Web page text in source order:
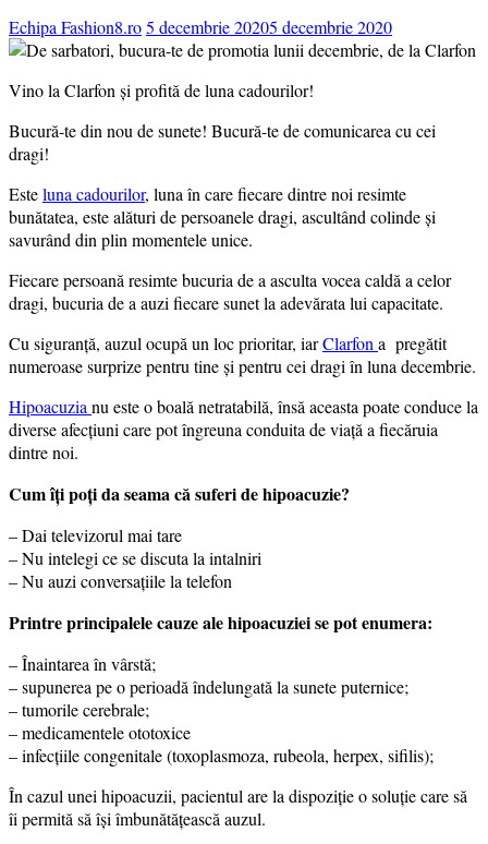
Echipa Fashion8.ro5 decembrie 20205 decembrie 2020
Vino la Clarfon și profită de luna cadourilor!
Bucură-te din nou de sunete! Bucură-te de comunicarea cu cei
dragi!
Esteluna cadourilor, luna în care fiecare dintre noi resimte
bunătatea, este alături de persoanele dragi, ascultând colinde și
savurând din plin momentele unice.
Fiecare persoană resimte bucuria de a asculta vocea caldă a celor
dragi, bucuria de a auzi fiecare sunet la adevărata lui capacitate.
Cu siguranță, auzul ocupă un loc prioritar, iarClarfona pregătit
numeroase surprize pentru tine și pentru cei dragi în luna decembrie.
Hipoacuzianu este o boală netratabilă, însă aceasta poate conduce la
diverse afecțiuni care pot îngreuna conduita de viață a fiecăruia
dintre noi.
Cum îți poți da seama că suferi de hipoacuzie?
– Dai televizorul mai tare
– Nu intelegi ce se discuta la intalniri
– Nu auzi conversațiile la telefon
Printre principalele cauze ale hipoacuziei se pot enumera:
– Înaintarea în vârstă;
– supunerea pe o perioadă îndelungată la sunete puternice;
– tumorile cerebrale;
– medicamentele ototoxice
– infecțiile congenitale (toxoplasmoza, rubeola, herpex, sifilis);
În cazul unei hipoacuzii, pacientul are la dispoziție o soluție care să
îi permită să își îmbunătățească auzul.